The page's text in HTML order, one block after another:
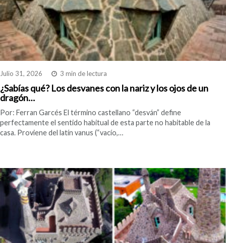
Julio 31, 2026 3 min de lectura
¿Sabías qué? Los desvanes con la nariz y los ojos de un
dragón…
Por: Ferran Garcés El término castellano “desván” define
perfectamente el sentido habitual de esta parte no habitable de la
casa. Proviene del latín vanus (“vacío,…